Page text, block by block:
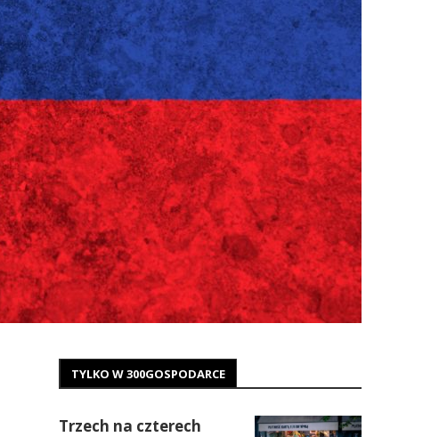
TYLKO W 300GOSPODARCE
Trzech na czterech